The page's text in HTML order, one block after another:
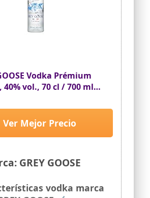
Vodka Prémium
40% vol., 70 cl / 700 ml,
francés y agua de
de Gensac, en la
región de Cognac
GREY GOOSE
Ver Mejor Precio
vodka marca